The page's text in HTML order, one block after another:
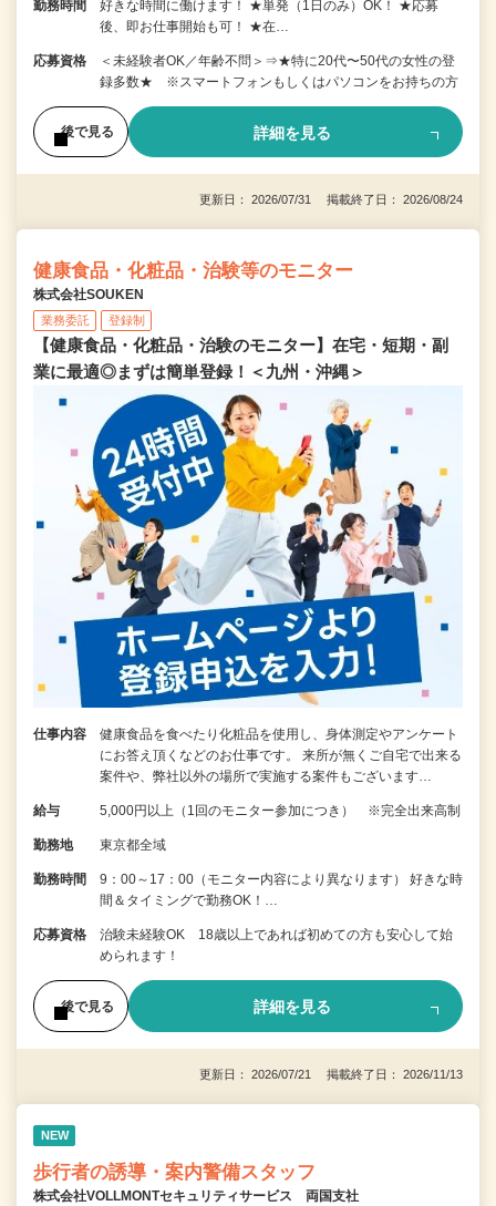
勤務時間
好きな時間に働けます！ ★単発（1日のみ）OK！ ★応募
後、即お仕事開始も可！ ★在…
応募資格
＜未経験者OK／年齢不問＞⇒★特に20代〜50代の女性の登
録多数★ ※スマートフォンもしくはパソコンをお持ちの方
後で見る 詳細を見る
更新日： 2026/07/31 掲載終了日： 2026/08/24
健康食品・化粧品・治験等のモニター
株式会社SOUKEN
業務委託 登録制
【健康食品・化粧品・治験のモニター】在宅・短期・副
業に最適◎まずは簡単登録！＜九州・沖縄＞
仕事内容
健康食品を食べたり化粧品を使用し、身体測定やアンケート
にお答え頂くなどのお仕事です。 来所が無くご自宅で出来る
案件や、弊社以外の場所で実施する案件もございます…
給与 5,000円以上（1回のモニター参加につき） ※完全出来高制
勤務地 東京都全域
勤務時間
9：00～17：00（モニター内容により異なります） 好きな時
間＆タイミングで勤務OK！…
応募資格
治験未経験OK 18歳以上であれば初めての方も安心して始
められます！
後で見る 詳細を見る
更新日： 2026/07/21 掲載終了日： 2026/11/13
NEW
歩行者の誘導・案内警備スタッフ
株式会社VOLLMONTセキュリティサービス 両国支社